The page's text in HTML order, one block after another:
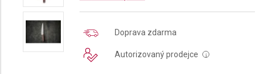
Doprava zdarma
Autorizovaný prodejce i